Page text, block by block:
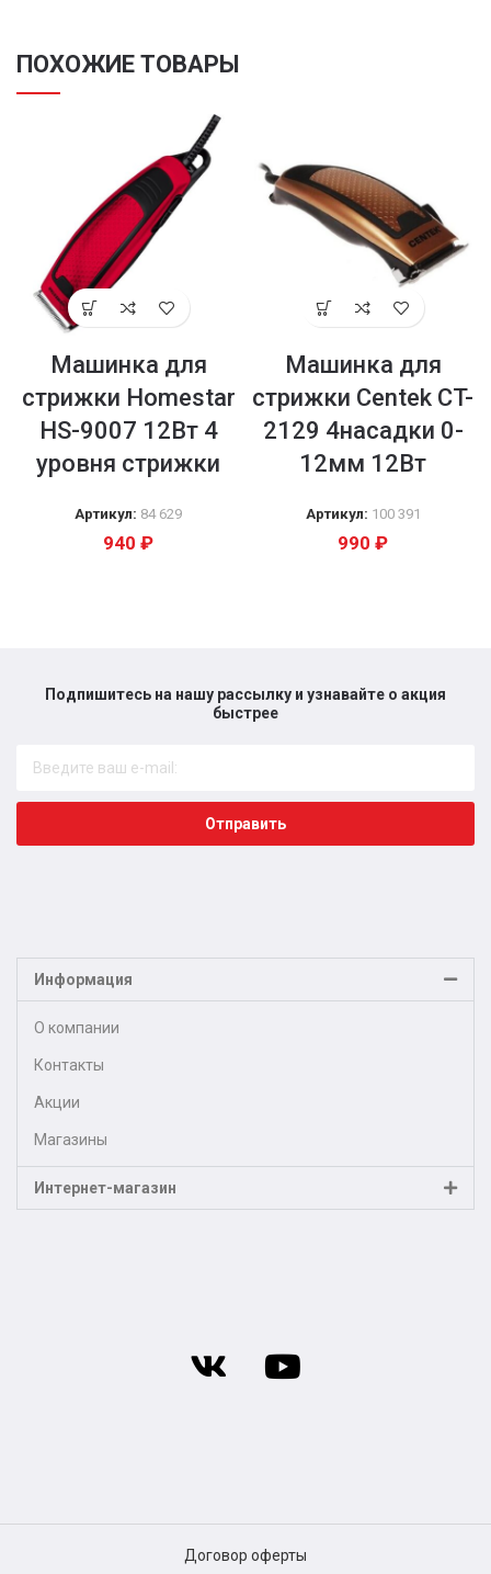
ПОХОЖИЕ ТОВАРЫ
Машинка для
стрижки Homestar
HS-9007 12Вт 4
уровня стрижки
Артикул: 84 629
940 ₽
Машинка для
стрижки Centek CT-
2129 4насадки 0-
12мм 12Вт
Артикул: 100 391
990 ₽
Подпишитесь на нашу рассылку и узнавайте о акция
быстрее​
Отправить
Информация
О компании
Контакты
Акции
Магазины
Интернет-магазин
Договор оферты